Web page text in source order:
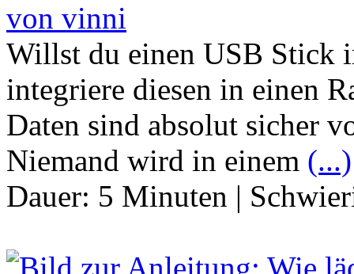
von vinni
Willst du einen USB Stick
integriere diesen in einen
Daten sind absolut sicher
Niemand wird in einem (...)
Dauer: 5 Minuten |